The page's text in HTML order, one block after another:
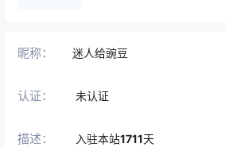
昵称： 迷人给豌豆
认证： 未认证
描述： 入驻本站1711天